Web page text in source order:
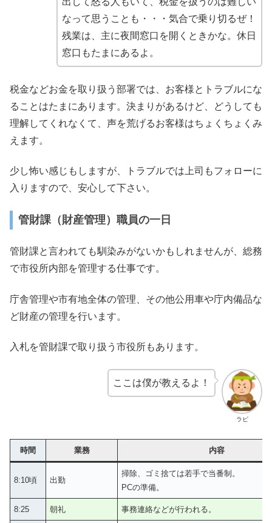
なって思うことも・・・気合で乗り切るぜ！
残業は、主に夜間窓口を開くときかな。休日
窓口もたまにあるよ。
税金などお金を取り扱う部署では、お客様とトラブルにな
ることはたまにあります。決まりがあるけど、どうしても
理解してくれなくて、声を荒げるお客様はちょくちょくみ
えます。
少し怖い感じもしますが、トラブルでは上司もフォローに
入りますので、安心して下さい。
管財課（財産管理）職員の一日
管財課と言われても馴染みがないかもしれませんが、総務
で市役所内部を管理する仕事です。
庁舎管理や市有地全体の管理、その他公用車や庁内備品な
ど財産の管理を行います。
入札を管財課で取り扱う市役所もあります。
ラピ
ここは僕が教えるよ！
時間 業務 内容
8:10頃 出勤
掃除、ゴミ捨ては若手で当番制。
PCの準備。
8:25 朝礼 事務連絡などが行われる。